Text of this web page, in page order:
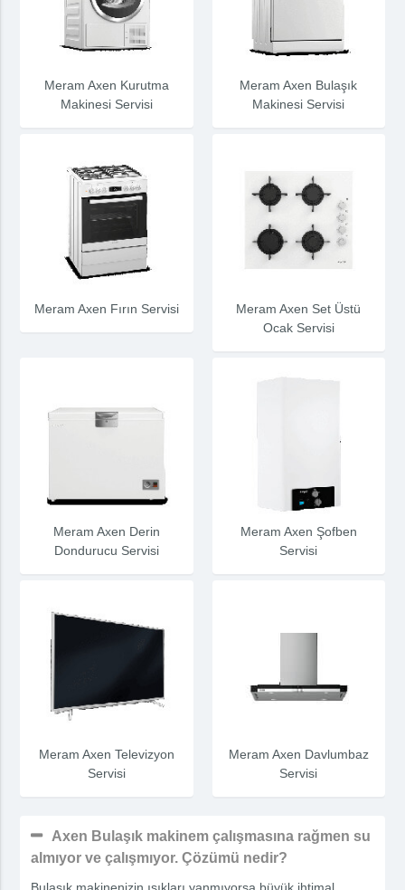
Meram Axen Kurutma
Makinesi Servisi
Meram Axen Bulaşık
Makinesi Servisi
Meram Axen Fırın Servisi
Meram Axen Set Üstü
Ocak Servisi
Meram Axen Derin
Dondurucu Servisi
Meram Axen Şofben
Servisi
Meram Axen Televizyon
Servisi
Meram Axen Davlumbaz
Servisi
Axen Bulaşık makinem çalışmasına rağmen su
almıyor ve çalışmıyor. Çözümü nedir?
Bulaşık makinenizin ışıkları yanmıyorsa büyük ihtimal